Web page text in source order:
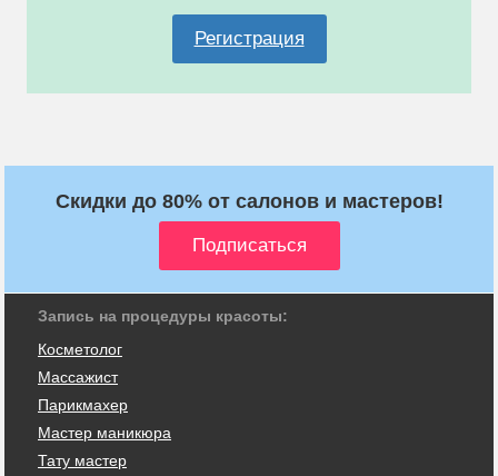
Регистрация
Скидки до 80% от салонов и мастеров!
Запись на процедуры красоты:
Косметолог
Массажист
Парикмахер
Мастер маникюра
Тату мастер